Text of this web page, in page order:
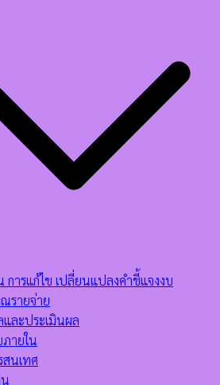
การแก้ไข เปลี่ยนแปลงคำชี้แจงงบ
รายจ่าย
ละประเมินผล
ายใน
สนเทศ